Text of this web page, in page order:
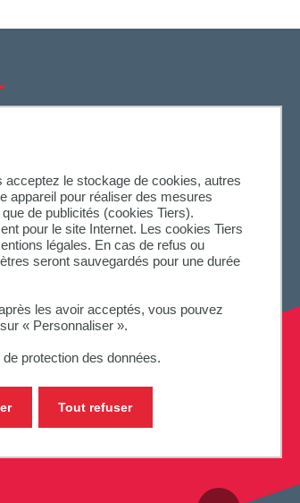
acceptez le stockage de cookies, autres
appareil pour réaliser des mesures
de publicités (cookies Tiers).
pour le site Internet. Les cookies Tiers
légales. En cas de refus ou
seront sauvegardés pour une durée
les avoir acceptés, vous pouvez
« Personnaliser ».
protection des données.
Tout refuser
NOUS